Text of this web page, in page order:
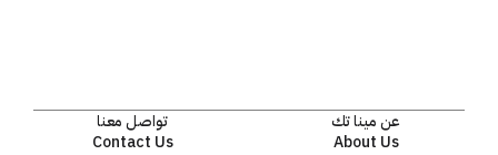
عن مينا تك
About Us
تواصل معنا
Contact Us